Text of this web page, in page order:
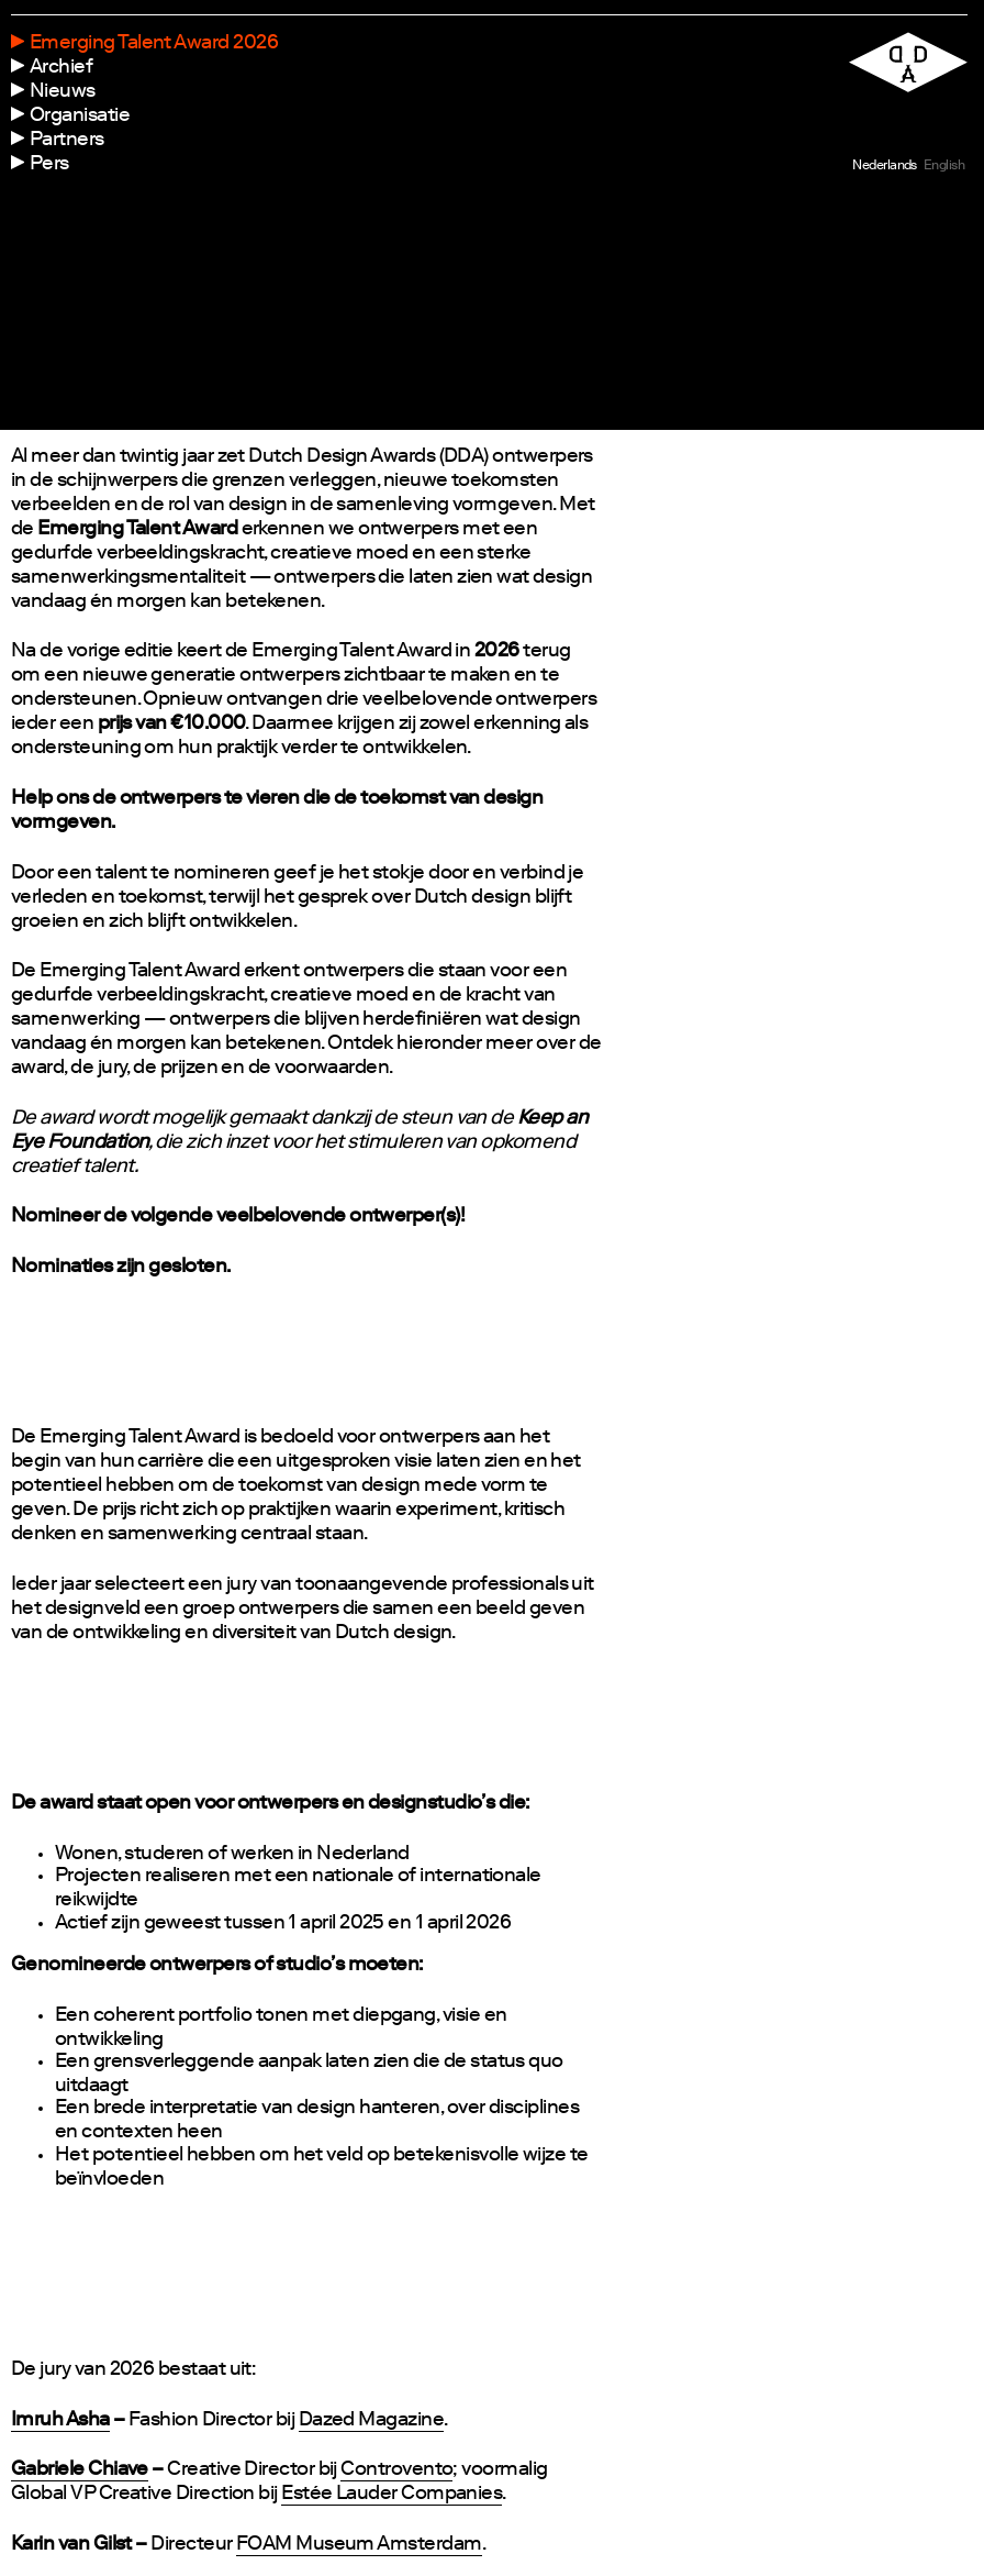
Emerging Talent Award 2026
Archief
Nieuws
Organisatie
Partners
Pers
Nederlands English
Al meer dan twintig jaar zet Dutch Design Awards (DDA) ontwerpers
in de schijnwerpers die grenzen verleggen, nieuwe toekomsten
verbeelden en de rol van design in de samenleving vormgeven. Met
de Emerging Talent Awarderkennen we ontwerpers met een
gedurfde verbeeldingskracht, creatieve moed en een sterke
samenwerkingsmentaliteit — ontwerpers die laten zien wat design
vandaag én morgen kan betekenen.
Na de vorige editie keert de Emerging Talent Award in 2026terug
om een nieuwe generatie ontwerpers zichtbaar te maken en te
ondersteunen. Opnieuw ontvangen drie veelbelovende ontwerpers
ieder een prijs van €10.000. Daarmee krijgen zij zowel erkenning als
ondersteuning om hun praktijk verder te ontwikkelen.
Help ons de ontwerpers te vieren die de toekomst van design
vormgeven.
Door een talent te nomineren geef je het stokje door en verbind je
verleden en toekomst, terwijl het gesprek over Dutch design blijft
groeien en zich blijft ontwikkelen.
De Emerging Talent Award erkent ontwerpers die staan voor een
gedurfde verbeeldingskracht, creatieve moed en de kracht van
samenwerking — ontwerpers die blijven herdefiniëren wat design
vandaag én morgen kan betekenen. Ontdek hieronder meer over de
award, de jury, de prijzen en de voorwaarden.
De award wordt mogelijk gemaakt dankzij de steun van deKeep an
Eye Foundation, die zich inzet voor het stimuleren van opkomend
creatief talent.
Nomineer de volgende veelbelovende ontwerper(s)!
Nominaties zijn gesloten.
De Emerging Talent Award is bedoeld voor ontwerpers aan het
begin van hun carrière die een uitgesproken visie laten zien en het
potentieel hebben om de toekomst van design mede vorm te
geven. De prijs richt zich op praktijken waarin experiment, kritisch
denken en samenwerking centraal staan.
Ieder jaar selecteert een jury van toonaangevende professionals uit
het designveld een groep ontwerpers die samen een beeld geven
van de ontwikkeling en diversiteit van Dutch design.
De award staat open voor ontwerpers en designstudio’s die:
Wonen, studeren of werken in Nederland
Projecten realiseren met een nationale of internationale
reikwijdte
Actief zijn geweest tussen 1 april 2025 en 1 april 2026
Genomineerde ontwerpers of studio’s moeten:
Een coherent portfolio tonen met diepgang, visie en
ontwikkeling
Een grensverleggende aanpak laten zien die de status quo
uitdaagt
Een brede interpretatie van design hanteren, over disciplines
en contexten heen
Het potentieel hebben om het veld op betekenisvolle wijze te
beïnvloeden
De jury van 2026 bestaat uit:
Imruh Asha–Fashion Director bij Dazed Magazine.
Gabriele Chiave–Creative Director bijControvento; voormalig
Global VP Creative Direction bij Estée Lauder Companies.
Karin van Gilst – Directeur FOAM Museum Amsterdam.